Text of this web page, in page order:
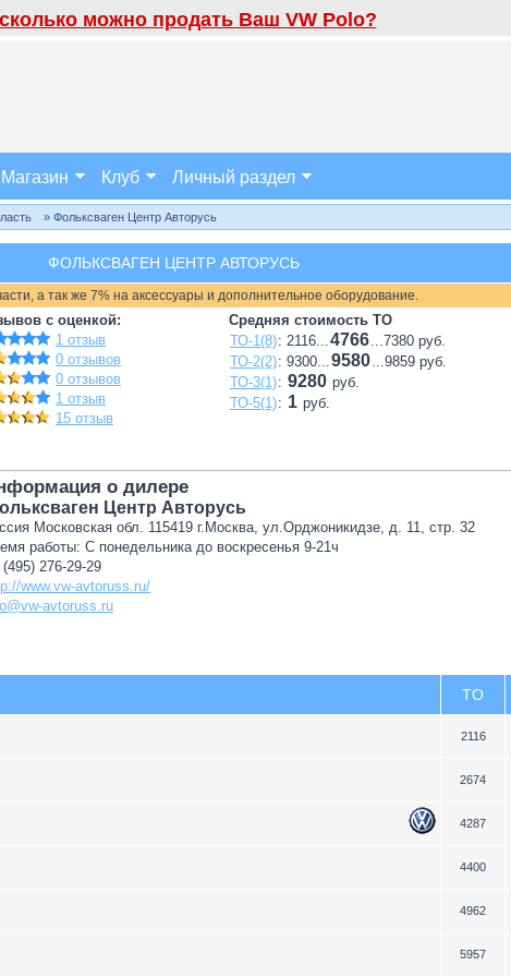
можно продать Ваш VW Polo?
Магазин Клуб Личный раздел
» Фольксваген Центр Авторусь
ФОЛЬКСВАГЕН ЦЕНТР АВТОРУСЬ
а так же 7% на аксессуары и дополнительное оборудование.
с оценкой:
1 отзыв
0 отзывов
0 отзывов
1 отзыв
15 отзыв
Средняя стоимость ТО
ТО-1(8): 2116...4766...7380 руб.
ТО-2(2): 9300...9580...9859 руб.
ТО-3(1): 9280 руб.
ТО-5(1): 1 руб.
о дилере
Центр Авторусь
Московская обл. 115419 г.Москва, ул.Орджоникидзе, д. 11, стр. 32
работы: С понедельника до воскресенья 9-21ч
276-29-29
www.vw-avtoruss.ru/
avtoruss.ru
TO
2116
2674
4287
4400
4962
5957